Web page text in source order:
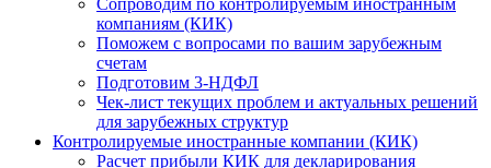
Сопроводим по контролируемым иностранным
компаниям (КИК)
Поможем с вопросами по вашим зарубежным
счетам
Подготовим 3-НДФЛ
Чек-лист текущих проблем и актуальных решений
для зарубежных структур
Контролируемые иностранные компании (КИК)
Расчет прибыли КИК для декларирования